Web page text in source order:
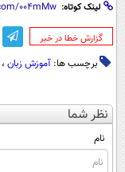
لینک کوتاه:
‌گزارش خطا در خبر
برچسب ها: آموزش زبان ،
نظر شما
نام